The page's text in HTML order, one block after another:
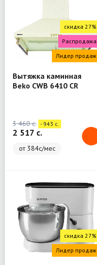
скидка 27%
Распродажа
Лидер продаж
Вытяжка каминная
Beko CWB 6410 CR
3 460 c. - 943 c.
2 517 c.
от 384с/мес
скидка 27%
Лидер продаж